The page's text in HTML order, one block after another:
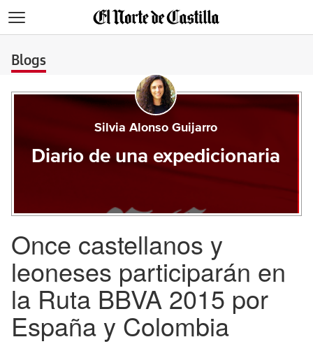
Blogs
Silvia Alonso Guijarro
Diario de una expedicionaria
Once castellanos y
leoneses participarán en
la Ruta BBVA 2015 por
España y Colombia